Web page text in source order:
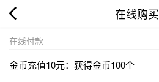
在线购买
在线付款
金币充值10元：获得金币100个